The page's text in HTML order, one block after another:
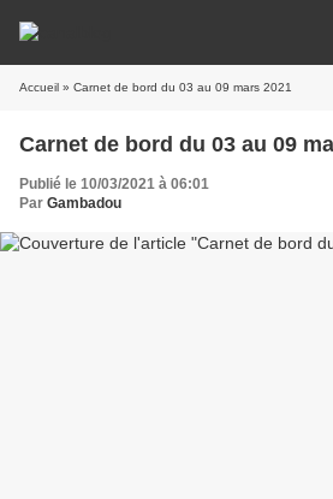
Accueil » Carnet de bord du 03 au 09 mars 2021
Carnet de bord du 03 au 09
Publié le 10/03/2021 à 06:01
Par Gambadou